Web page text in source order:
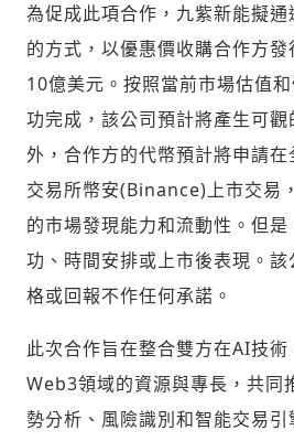
登入或註冊
歡迎您加入《旭
輸入 Email 驗證碼
請輸入發送到
為促成此項合作，九紫新能擬
的方式，以優惠價收購合作方
10億美元。按照當前市場估值
功完成，該公司預計將產生可
外，合作方的代幣預計將申請
交易所幣安(Binance)上市交易
的市場發現能力和流動性。但
功、時間安排或上市後表現。
格或回報不作任何承諾。
此次合作旨在整合雙方在AI技
Web3領域的資源與專長，共同
勢分析、風險識別和智能交易